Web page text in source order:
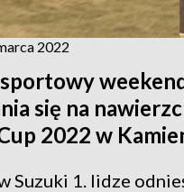
2022
się na
2022 w
Suzuki 1. lidze